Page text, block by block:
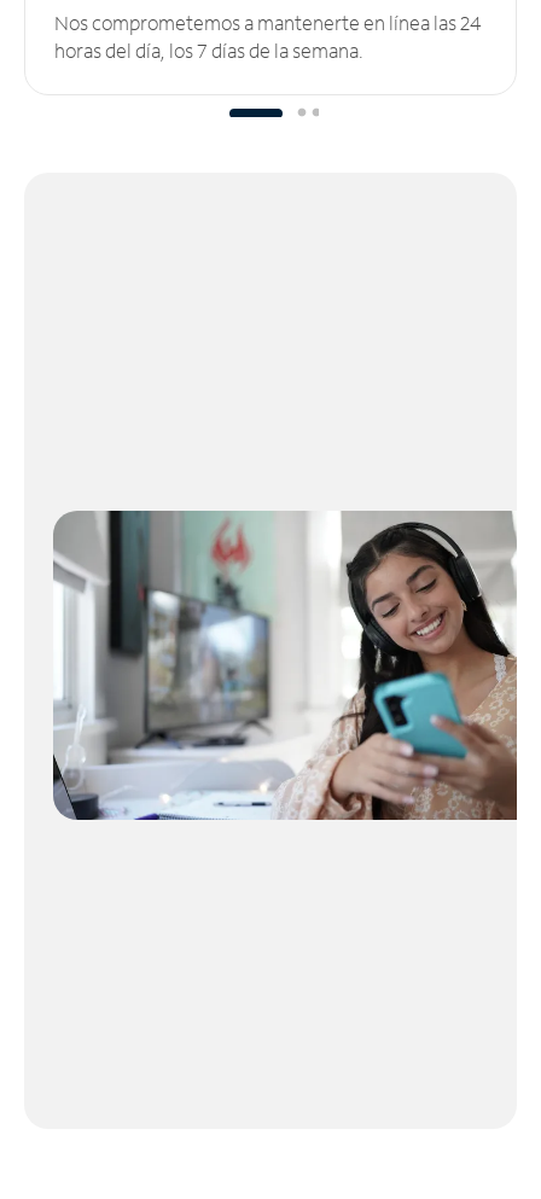
Nos comprometemos a mantenerte en línea las 24
horas del día, los 7 días de la semana.